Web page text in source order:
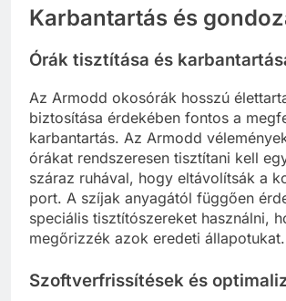
Karbantartás és
Órák tisztítása és
Az Armodd okosórák hosszú
biztosítása érdekében fontos a
karbantartás. Az Armodd
órákat rendszeresen tisztítani kell
száraz ruhával, hogy eltávolítsák a
port. A szíjak anyagától függően
speciális tisztítószereket használni,
megőrizzék azok eredeti állapotukat.
Szoftverfrissítések és